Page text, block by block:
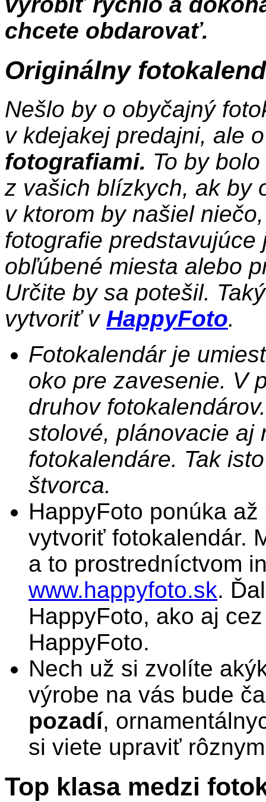
chcete obdarovať.
Originálny
Nešlo by o obyčajný
v kdejakej predajni, ale
fotografiami. To by
z vašich blízkych, ak by
v ktorom by našiel
fotografie
obľúbené miesta alebo
Určite by sa potešil.
vytvoriť v HappyFoto.
Fotokalendár je
oko pre zavesenie. V
druhov
stolové, plánovacie aj
fotokalendáre. Tak
štvorca.
HappyFoto ponúka až
vytvoriť fotokalendár.
a to prostredníctvom
www.happyfoto.sk.
HappyFoto, ako aj
HappyFoto.
Nech už si zvolíte
výrobe na vás bude
pozadí,
si viete upraviť
Top klasa medzi